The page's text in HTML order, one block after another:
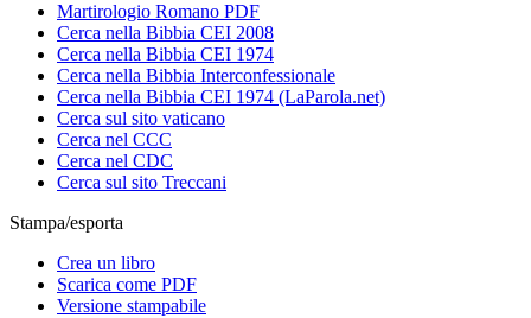
Martirologio Romano PDF
Cerca nella Bibbia CEI 2008
Cerca nella Bibbia CEI 1974
Cerca nella Bibbia Interconfessionale
Cerca nella Bibbia CEI 1974 (LaParola.net)
Cerca sul sito vaticano
Cerca nel CCC
Cerca nel CDC
Cerca sul sito Treccani
Stampa/esporta
Crea un libro
Scarica come PDF
Versione stampabile